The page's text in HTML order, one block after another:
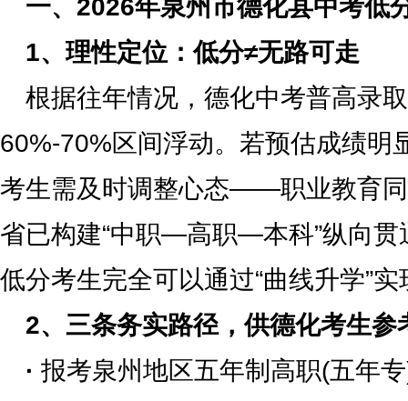
一、2026年泉州市德化县中考低
1、理性定位：低分≠无路可走
根据往年情况，德化中考普高录
60%-70%区间浮动。若预估成绩明
考生需及时调整心态——职业教育
省已构建“中职—高职—本科”纵向贯
低分考生完全可以通过“曲线升学”
2、三条务实路径，供德化考生参
· 报考泉州地区五年制高职(五年